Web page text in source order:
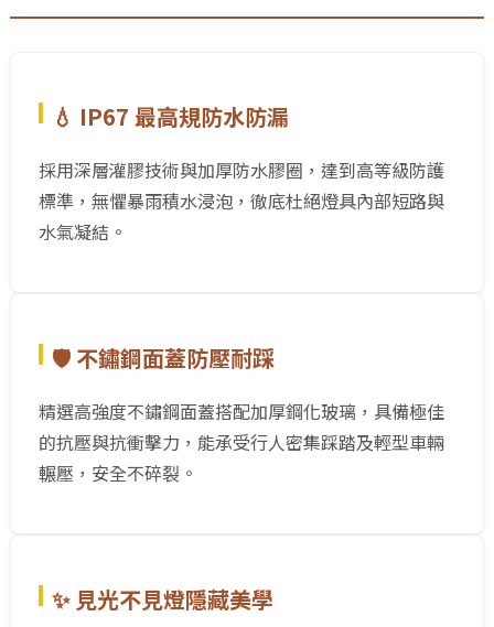
💧 IP67 最高規防水防漏
採用深層灌膠技術與加厚防水膠圈，達到高等級防護
標準，無懼暴雨積水浸泡，徹底杜絕燈具內部短路與
水氣凝結。
🛡️ 不鏽鋼面蓋防壓耐踩
精選高強度不鏽鋼面蓋搭配加厚鋼化玻璃，具備極佳
的抗壓與抗衝擊力，能承受行人密集踩踏及輕型車輛
輾壓，安全不碎裂。
✨ 見光不見燈隱藏美學